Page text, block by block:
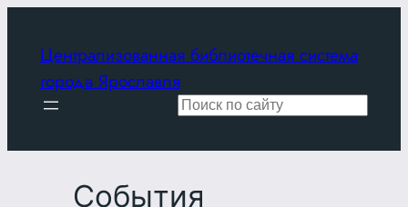
содержимому
Централизованная библиотечная система
города Ярославля
Поиск
События